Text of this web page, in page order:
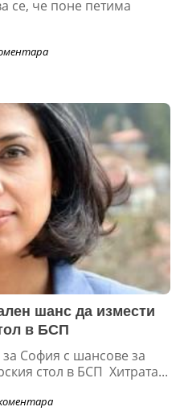
се, че поне петима
шанс да измести
в БСП
София с шансове за
стол в БСП Хитрата...